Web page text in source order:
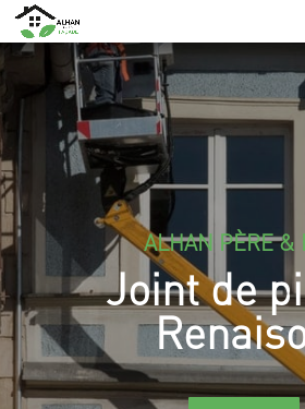
ALHAN PÈRE &
Joint de